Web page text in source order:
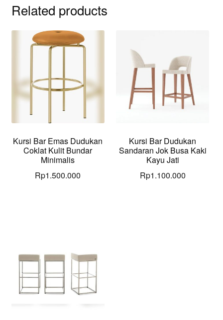
Related products
Kursi Bar Emas Dudukan
Coklat Kulit Bundar
Minimalis
Rp1.500.000
Kursi Bar Dudukan
Sandaran Jok Busa Kaki
Kayu Jati
Rp1.100.000